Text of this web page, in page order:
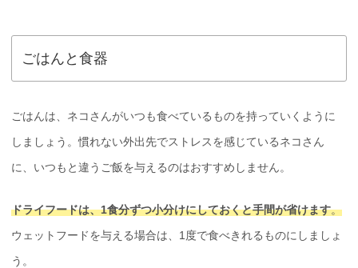
ごはんと食器
ごはんは、ネコさんがいつも食べているものを持っていくように
しましょう。慣れない外出先でストレスを感じているネコさん
に、いつもと違うご飯を与えるのはおすすめしません。
ドライフードは、1食分ずつ小分けにしておくと手間が省けます。
ウェットフードを与える場合は、1度で食べきれるものにしましょ
う。